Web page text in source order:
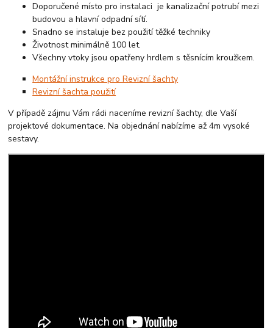
Doporučené místo pro instalaci je kanalizační potrubí mezi
budovou a hlavní odpadní sítí.
Snadno se instaluje bez použití těžké techniky
Životnost minimálně 100 let.
Všechny vtoky jsou opatřeny hrdlem s těsnícím kroužkem.
Montážní instrukce pro Revizní šachty
Revizní šachta použití
V případě zájmu Vám rádi naceníme revizní šachty, dle Vaší
projektové dokumentace. Na objednání nabízíme až 4m vysoké
sestavy.